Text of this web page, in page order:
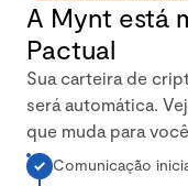
A carteira
A Mynt está
Pactual
Sua carteira de
será automática.
que muda para
Comunicação